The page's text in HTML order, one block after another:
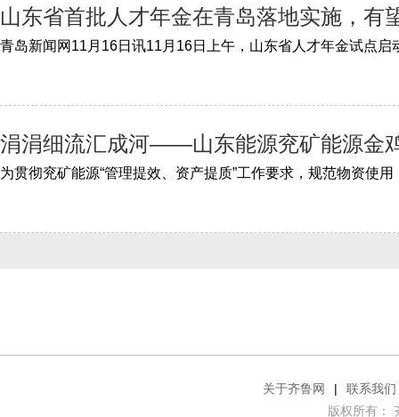
山东省首批人才年金在青岛落地实施，有
涓涓细流汇成河——山东能源兖矿能源金
关于齐鲁网 |
联系我们
版权所有：